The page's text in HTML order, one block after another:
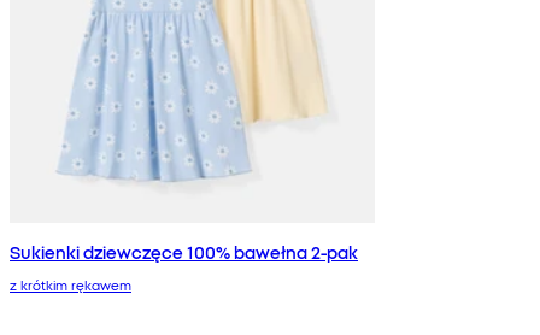
Sukienki dziewczęce 100% bawełna 2-pak
z krótkim rękawem